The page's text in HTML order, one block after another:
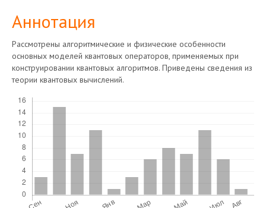
Аннотация
Рассмотрены алгоритмические и физические особенности
основных моделей квантовых операторов, применяемых при
конструировании квантовых алгоритмов. Приведены сведения из
теории квантовых вычислений.